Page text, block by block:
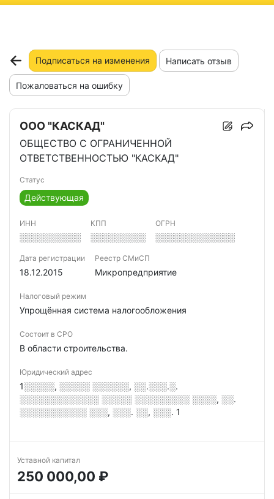
Подписаться на изменения Написать отзыв
Пожаловаться на ошибку
ООО "КАСКАД"
ОБЩЕСТВО С ОГРАНИЧЕННОЙ
ОТВЕТСТВЕННОСТЬЮ "КАСКАД"
Статус
Действующая
ИНН
░░░░░░░░░░
КПП
░░░░░░░░░
ОГРН
░░░░░░░░░░░░░
Дата регистрации
18.12.2015
Реестр СМиСП
Микропредприятие
Налоговый режим
Упрощённая система налогообложения
Состоит в СРО
В области строительства.
Юридический адрес
1░░░░░, ░░░░░ ░░░░░░, ░░.░░░.░.
░░░░░░░░░░░░░ ░░░░░ ░░░░░░░░░ ░░░░, ░░.
░░░░░░░░░░░ ░░░, ░░░. ░░, ░░░. 1
Уставной капитал
250 000,00 ₽